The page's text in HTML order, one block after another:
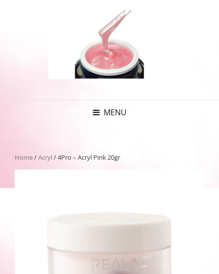
MENU
Home/Acryl/ 4Pro – Acryl Pink 20gr